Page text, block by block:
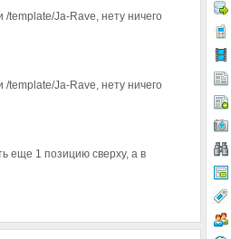
template/Ja-Rave, нету ничего
template/Ja-Rave, нету ничего
еще 1 позицию сверху, а в